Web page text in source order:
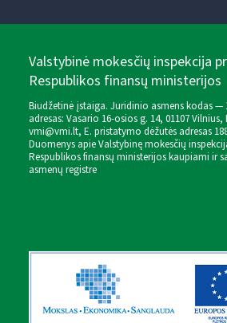
Valstybinė mokesčių inspekcija
Respublikos finansų ministerijos
Biudžetinė įstaiga. Juridinio asmens kodas —
adresas: Vasario 16-osios g. 14, 01107
vmi@vmi.lt, E. pristatymo dėžutės adresas
Duomenys apie Valstybinę mokesčių
Respublikos finansų ministerijos kaupiami ir
asmenų registre